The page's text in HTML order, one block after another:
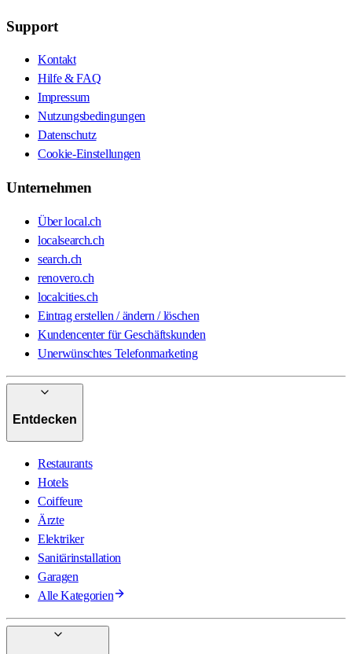
Support
Kontakt
Hilfe & FAQ
Impressum
Nutzungsbedingungen
Datenschutz
Cookie-Einstellungen
Unternehmen
Über local.ch
localsearch.ch
search.ch
renovero.ch
localcities.ch
Eintrag erstellen / ändern / löschen
Kundencenter für Geschäftskunden
Unerwünschtes Telefonmarketing
Entdecken
Restaurants
Hotels
Coiffeure
Ärzte
Elektriker
Sanitärinstallation
Garagen
Alle Kategorien